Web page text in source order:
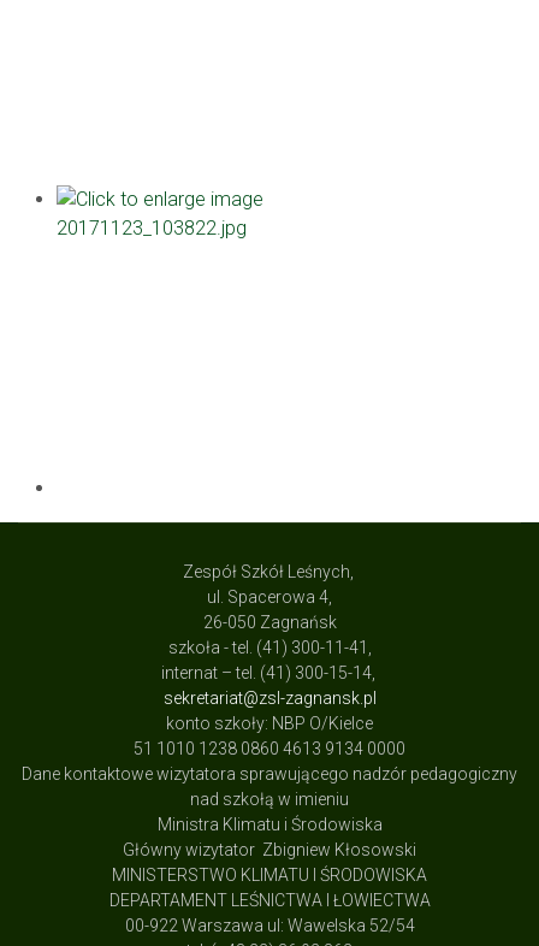
Zespół Szkół Leśnych,
ul. Spacerowa 4,
26-050 Zagnańsk
szkoła - tel. (41) 300-11-41,
internat – tel. (41) 300-15-14,
sekretariat@zsl-zagnansk.pl
konto szkoły: NBP O/Kielce
51 1010 1238 0860 4613 9134 0000
Dane kontaktowe wizytatora sprawującego nadzór pedagogiczny
nad szkołą w imieniu
Ministra Klimatu i Środowiska
Główny wizytator Zbigniew Kłosowski
MINISTERSTWO KLIMATU I ŚRODOWISKA
DEPARTAMENT LEŚNICTWA I ŁOWIECTWA
00-922 Warszawa ul: Wawelska 52/54